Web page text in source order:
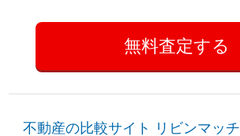
不動産の比較サイト リビンマッチ